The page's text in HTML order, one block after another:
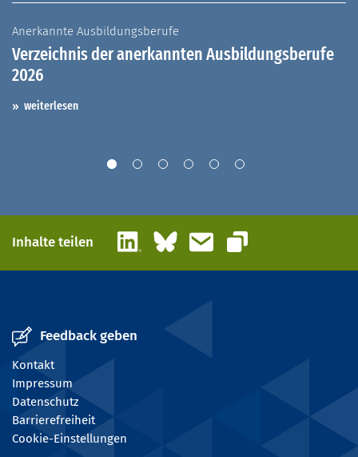
Anerkannte Ausbildungsberufe
Verzeichnis der anerkannten Ausbildungsberufe
2026
weiterlesen
Inhalte teilen LinkedInBlueskyE-Mail
Link kopieren
Feedback geben
Kontakt
Impressum
Datenschutz
Barrierefreiheit
Cookie-Einstellungen